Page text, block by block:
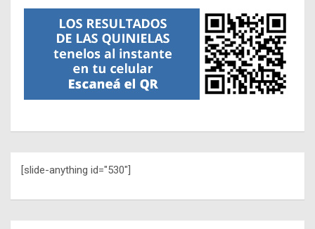
[slide-anything id="530"]